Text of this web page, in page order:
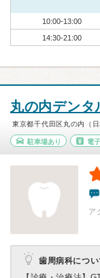
10:00-13:00
14:30-21:00
丸の内デンタ
東京都千代田区丸の内（
駐車場あり 電
ア
歯周病科につい